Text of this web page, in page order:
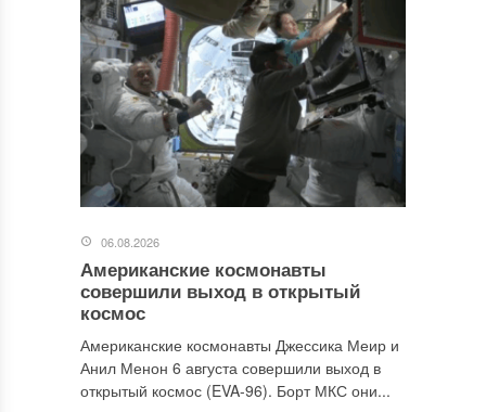
06.08.2026
Американские космонавты
совершили выход в открытый
космос
Американские космонавты Джессика Меир и
Анил Менон 6 августа совершили выход в
открытый космос (EVA-96). Борт МКС они...